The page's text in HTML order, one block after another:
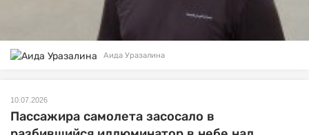
Аида Уразалина
10.07.2026
Пассажира самолета засосало в